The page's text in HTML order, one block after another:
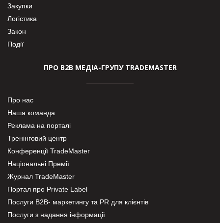
Закупки
Логістика
Закон
Події
ПРО В2В МЕДІА-ГРУПУ TRADEMASTER
Про нас
Наша команда
Реклама на порталі
Тренінговий центр
Конференції TradeMaster
Національні Премії
Журнал TradeMaster
Портал про Private Label
Послуги В2В- маркетингу та PR для клієнтів
Послуги з надання інформації